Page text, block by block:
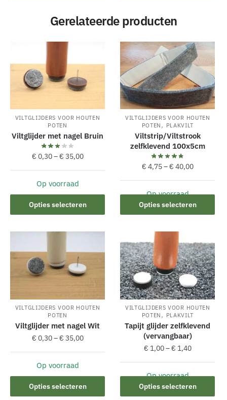
meerdere
Deze
optie
kan
gekozen
worden
de
productpagina
optie
kan
gekozen
worden
op
de
productpagina
Gerelateerde producten
VILTGLIJDERS VOOR HOUTEN
POTEN
Viltglijder met nagel Bruin
€ 0,30–€ 35,00
Op voorraad
Opties selecteren
product
heeft
Deze
optie
kan
worden
op
de
productpagina
VILTGLIJDERS VOOR HOUTEN
POTEN , PLAKVILT
Viltstrip/Viltstrook
zelfklevend 100x5cm
€ 4,75–€ 40,00
Op voorraad
Opties selecteren
Dit
product
variaties.
Deze
optie
kan
gekozen
worden
op
de
productpagina
VILTGLIJDERS VOOR HOUTEN
POTEN
Viltglijder met nagel Wit
€ 0,30–€ 35,00
Op voorraad
Opties selecteren
product
heeft
VILTGLIJDERS VOOR HOUTEN
POTEN , PLAKVILT
Tapijt glijder zelfklevend
(vervangbaar)
€ 1,00–€ 1,40
Op voorraad
Opties selecteren
Dit
product